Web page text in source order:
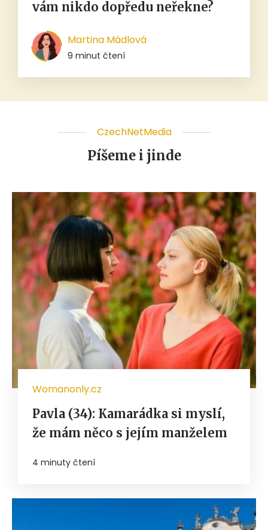
vám nikdo dopředu neřekne?
Martina Mádlová
9 minut čtení
CzechNetMedia
Píšeme i jinde
Womanonly.cz
Pavla (34): Kamarádka si myslí,
že mám něco s jejím manželem
4 minuty čtení